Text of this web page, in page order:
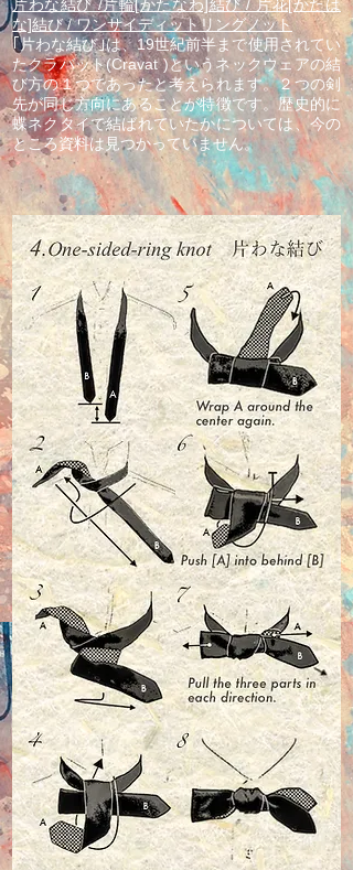
片わな結び /片輪[かたなわ]結び / 片花[かたは
な]結び / ワンサイディットリングノット
｢片わな結び｣は、19世紀前半まで使用されてい
たクラバット(Cravat )というネックウェアの結
び方の１つであったと考えられます。２つの剣
先が同じ方向にあることが特徴です。歴史的に
蝶ネクタイで結ばれていたかについては、今の
ところ資料は見つかっていません。